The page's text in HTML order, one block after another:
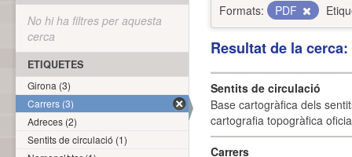
Formats:
PDF
Resultat de la
Sentits de circulació
Base cartogràfica dels
cartografia topogràfica
Carrers
No hi ha filtres per aquesta
cerca
ETIQUETES
Girona (3)
Carrers (3)
Adreces (2)
Sentits de circulació (1)